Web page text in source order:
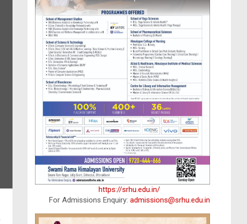
https://srhu.edu.in/
For Admissions Enquiry: admissions@srhu.edu.in